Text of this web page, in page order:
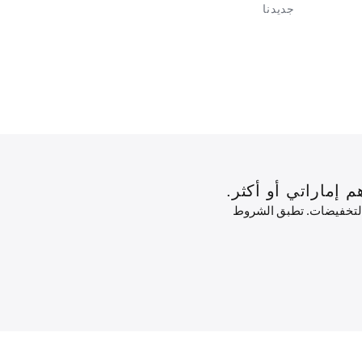
جديدنا
التخفيضات. تطبق الشروط